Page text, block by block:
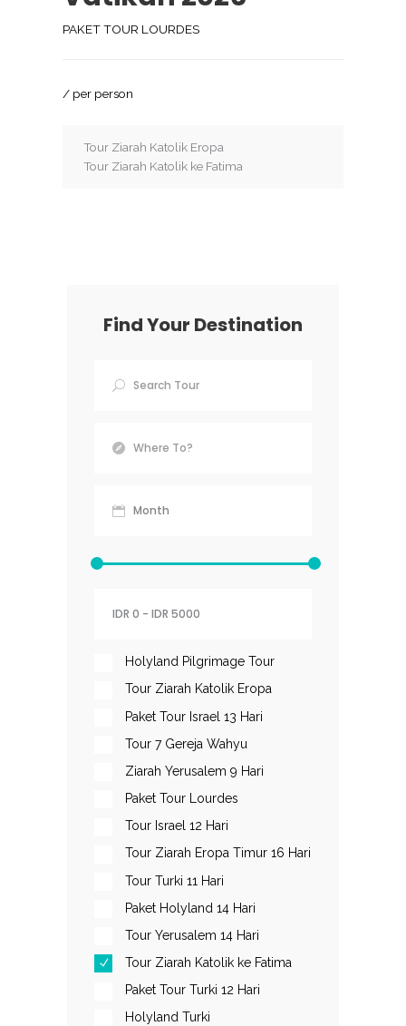
PAKET TOUR LOURDES
/ per person
Tour Ziarah Katolik Eropa
Tour Ziarah Katolik ke Fatima
Find Your Destination
Holyland Pilgrimage Tour
Tour Ziarah Katolik Eropa
Paket Tour Israel 13 Hari
Tour 7 Gereja Wahyu
Ziarah Yerusalem 9 Hari
Paket Tour Lourdes
Tour Israel 12 Hari
Tour Ziarah Eropa Timur 16 Hari
Tour Turki 11 Hari
Paket Holyland 14 Hari
Tour Yerusalem 14 Hari
Tour Ziarah Katolik ke Fatima
Paket Tour Turki 12 Hari
Holyland Turki